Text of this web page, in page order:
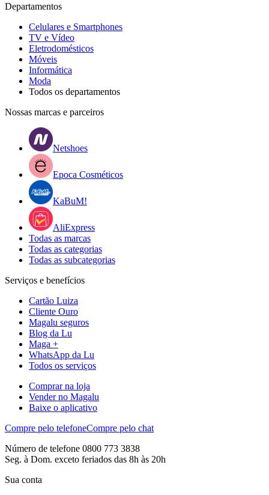
Departamentos
Celulares e Smartphones
TV e Vídeo
Eletrodomésticos
Móveis
Informática
Moda
Todos os departamentos
Nossas marcas e parceiros
Netshoes
Epoca Cosméticos
KaBuM!
AliExpress
Todas as marcas
Todas as categorias
Todas as subcategorias
Serviços e benefícios
Cartão Luiza
Cliente Ouro
Magalu seguros
Blog da Lu
Maga +
WhatsApp da Lu
Todos os serviços
Comprar na loja
Vender no Magalu
Baixe o aplicativo
Compre pelo telefoneCompre pelo chat
Número de telefone 0800 773 3838
Seg. à Dom. exceto feriados das 8h às 20h
Sua conta